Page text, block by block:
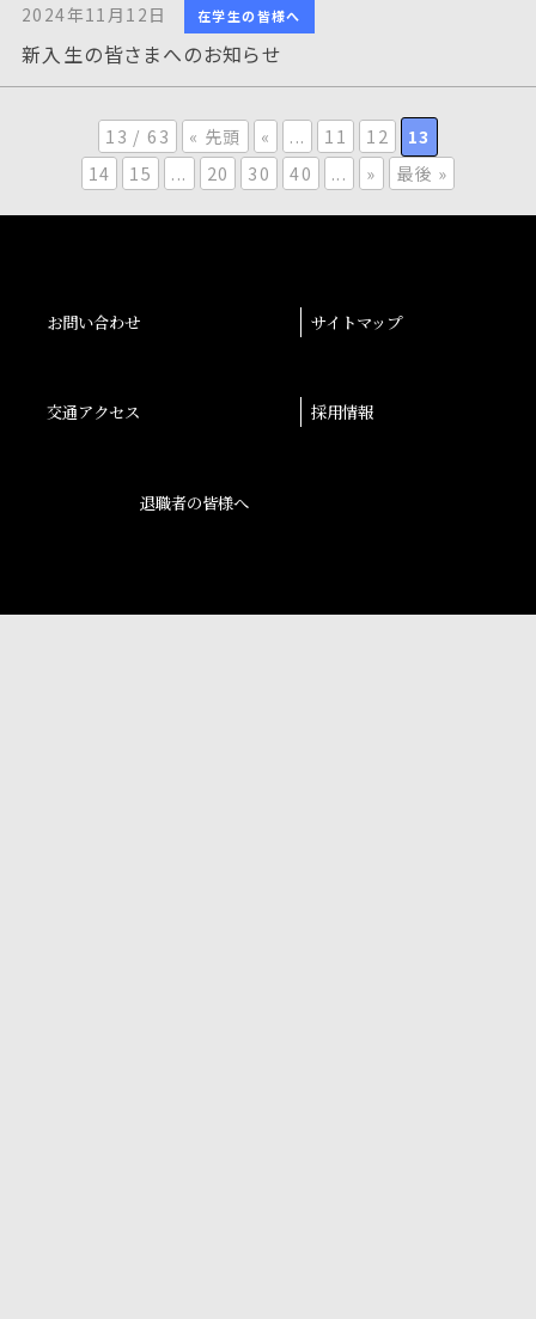
2024年11月12日 在学生の皆様へ
新入生の皆さまへのお知らせ
13 / 63 « 先頭 « ... 11 12
13
14
15 ... 20 30 40 ... » 最後 »
お問い合わせ サイトマップ
交通アクセス 採用情報
退職者の皆様へ